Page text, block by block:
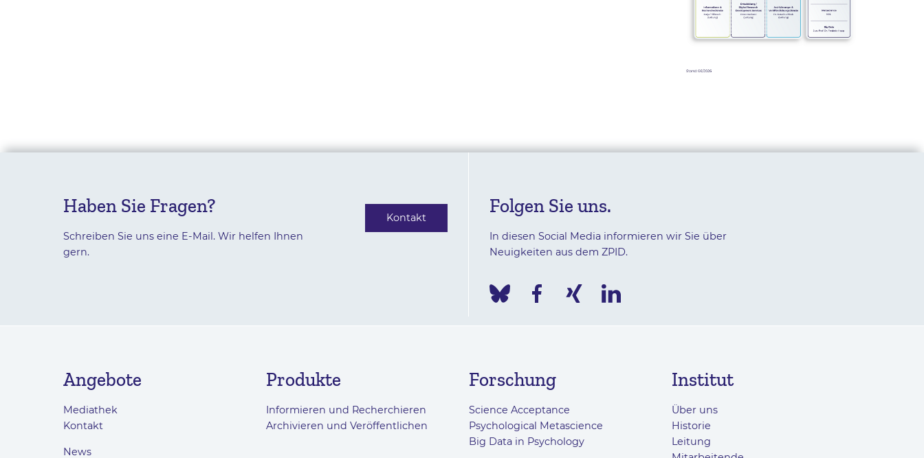
Haben Sie Fragen?
Schreiben Sie uns eine E-Mail. Wir helfen Ihnen
gern.
Kontakt
Folgen Sie uns.
In diesen Social Media informieren wir Sie über
Neuigkeiten aus dem ZPID.
Angebote
Mediathek
Kontakt
News
Produkte
Informieren und Recherchieren
Archivieren und Veröffentlichen
Forschung
Science Acceptance
Psychological Metascience
Big Data in Psychology
Institut
Über uns
Historie
Leitung